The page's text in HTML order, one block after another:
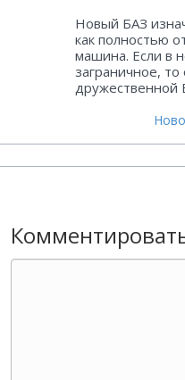
Новый БАЗ
как полностью
машина. Если в
заграничное,
дружественной